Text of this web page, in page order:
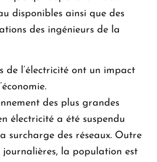
disponibles ainsi que des
des ingénieurs de la
de l’électricité ont un impact
des plus grandes
électricité a été suspendu
surcharge des réseaux. Outre
journalières, la population est